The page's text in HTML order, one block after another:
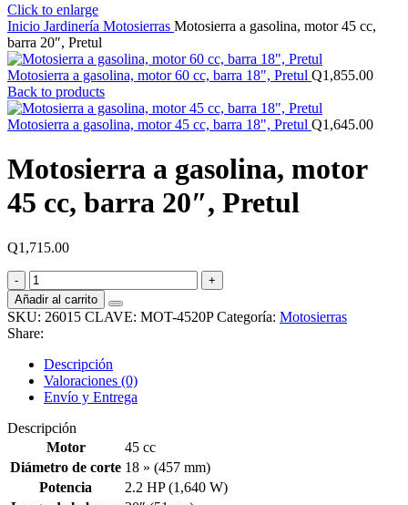
Click to enlarge
Inicio Jardinería Motosierras Motosierra a gasolina, motor 45 cc,
barra 20″, Pretul
Motosierra a gasolina, motor 60 cc, barra 18", Pretul Q1,855.00
Back to products
Motosierra a gasolina, motor 45 cc, barra 18", Pretul Q1,645.00
Motosierra a gasolina, motor
45 cc, barra 20″, Pretul
Q1,715.00
Motosierra
a
gasolina,
motor
45
cc,
barra
20",
Pretul
cantidad
Añadir al carrito
SKU: 26015 CLAVE: MOT-4520PCategoría: Motosierras
Share:
Descripción
Valoraciones (0)
Envío y Entrega
Descripción
Motor
45 cc
Diámetro de corte 18 » (457 mm)
Potencia
2.2 HP (1,640 W)